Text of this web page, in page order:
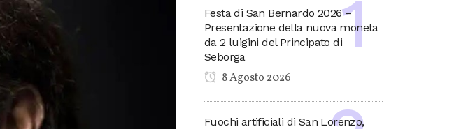
Festa di San Bernardo 2026 –
Presentazione della nuova moneta
da 2 luigini del Principato di
Seborga
8 Agosto 2026
Fuochi artificiali di San Lorenzo,